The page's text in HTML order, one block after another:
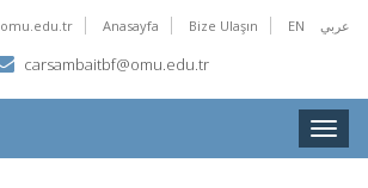
omu.edu.tr Anasayfa Bize Ulaşın EN عربي
carsambaitbf@omu.edu.tr
Toggle